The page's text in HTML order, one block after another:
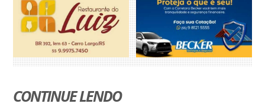
CONTINUE LENDO